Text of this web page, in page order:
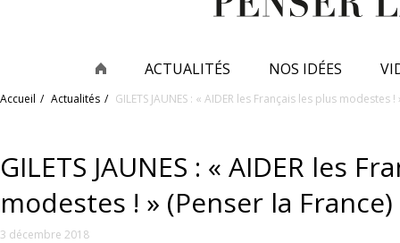
ACTUALITÉS NOS IDÉES
Accueil Actualités GILETS JAUNES : « AIDER les Français les plus modestes
GILETS JAUNES : « AIDER les
modestes ! » (Penser la France)
3 décembre 2018